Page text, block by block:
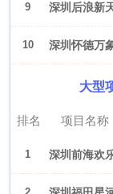
9 深圳后浪新
10 深圳怀德万
大型
排名 项目名称
1 深圳前海欢